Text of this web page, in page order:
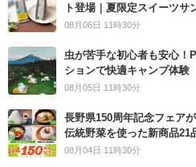
ト登場｜夏限定スイーツサ
08月06日 11時30分
虫が苦手な初心者も安心！
ションで快適キャンプ体験
08月05日 11時30分
長野県150周年記念フェア
伝統野菜を使った新商品21
08月04日 11時30分